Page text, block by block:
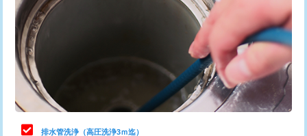
給水管工事※（ライニング鋼管・銅
管・ポリ管・HT管使用/3ｍ超え)
+8,800円
排水管工事（土の掘削・埋め戻し作
業）
11,000円~
排水管工事（排水管工事/3ｍまで） 55,000円
排水管工事（追加 排水管工事/3ｍ超
カメラ調査 33,000円
桝清掃 8,800円
止水・漏水調査・防水処理・清掃・修
理・調整・分解・加工など（軽作業）
11,000円
止水・漏水調査・防水処理・清掃・修
理・調整・分解・加工など（中作業）
22,000円
排水管洗浄（高圧洗浄3ｍ迄）